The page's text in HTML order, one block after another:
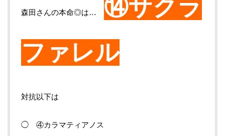
森田さんの本命◎は… ⑭サクラ
ファレル
対抗以下は
◯ ④カラマティアノス